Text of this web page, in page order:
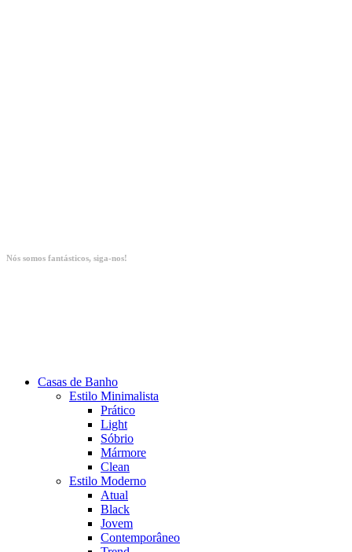
Nós somos fantásticos, siga-nos!
Casas de Banho
Estilo Minimalista
Prático
Light
Sóbrio
Mármore
Clean
Estilo Moderno
Atual
Black
Jovem
Contemporâneo